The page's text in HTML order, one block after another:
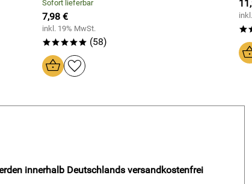
Sofort lieferbar
7,98 €
inkl. 19% MwSt.
***** (58)
innerhalb Deutschlands versandkostenfrei